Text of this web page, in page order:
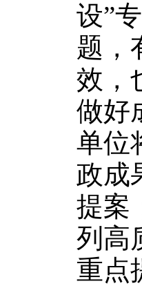
设”
题，
效，
做好
单位
政成
提案
列高
重点